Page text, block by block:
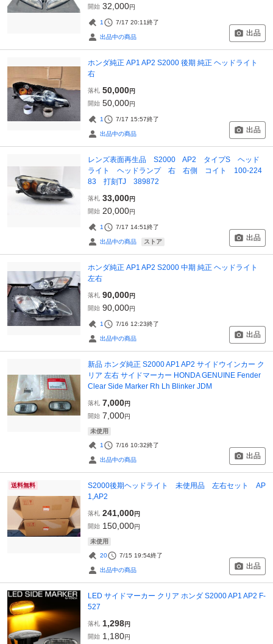
開始 32,000円
1 7/17 20:11終了
出品中の商品 出品
ホンダ純正 AP1 AP2 S2000 後期 純正 ヘッドライト
右
落札 50,000円
開始 50,000円
1 7/17 15:57終了
出品中の商品 出品
レンズ表面再生品 S2000 AP2 タイプS ヘッド
ライト ヘッドランプ 右 右側 コイト 100-224
83 打刻TJ 389872
落札 33,000円
開始 20,000円
1 7/17 14:51終了
出品中の商品 ストア 出品
ホンダ純正 AP1 AP2 S2000 中期 純正 ヘッドライト
左右
落札 90,000円
開始 90,000円
1 7/16 12:23終了
出品中の商品 出品
新品 ホンダ純正 S2000 AP1 AP2 サイドウインカー ク
リア 左右 サイドマーカー HONDA GENUINE Fender
Clear Side Marker Rh Lh Blinker JDM
落札 7,000円
開始 7,000円
未使用
1 7/16 10:32終了
出品中の商品 出品
送料無料
S2000後期ヘッドライト 未使用品 左右セット AP
1,AP2
落札 241,000円
開始 150,000円
未使用
20 7/15 19:54終了
出品中の商品 出品
LED サイドマーカー クリア ホンダ S2000 AP1 AP2 F-
527
落札 1,298円
開始 1,180円